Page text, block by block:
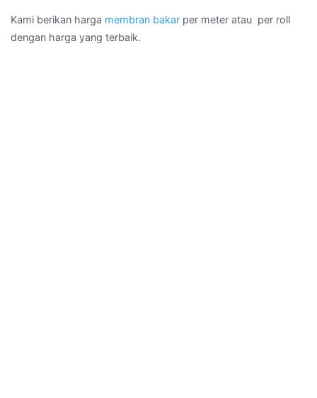
Kami berikan harga membran bakar per meter atau per roll
dengan harga yang terbaik.